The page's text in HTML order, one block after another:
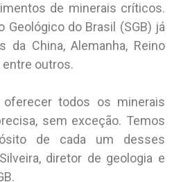
de minerais críticos.
Geológico do Brasil (SGB) já
da China, Alemanha, Reino
entre outros.
todos os minerais
sem exceção. Temos
de cada um desses
diretor de geologia e